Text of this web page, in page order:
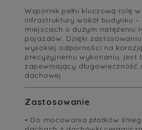
Wspornik pełni kluczową rolę
infrastruktury wokół budynku –
miejscach o dużym natężeniu
pojazdów. Dzięki
wysokiej odporności na
precyzyjnemu wykonaniu, jest
zapewniający długowieczność
dachowej.
Zastosowanie
• Do mocowania płotków